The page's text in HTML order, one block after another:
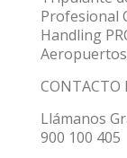
Profesional
Handling
Aeropuertos
CONTACTO
Llámanos
900 100 405